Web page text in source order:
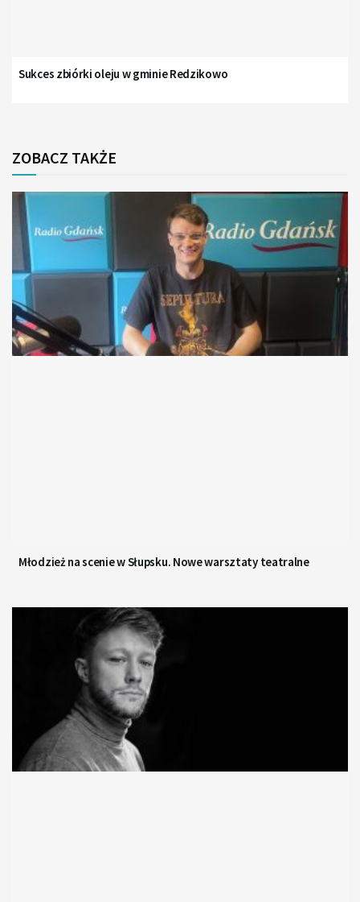
Sukces zbiórki oleju w gminie Redzikowo
ZOBACZ TAKŻE
Młodzież na scenie w Słupsku. Nowe warsztaty teatralne